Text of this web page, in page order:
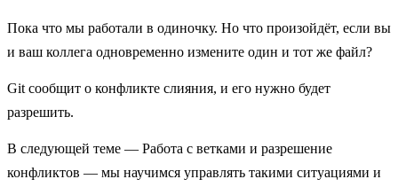
Пока что мы работали в одиночку. Но что произойдёт, если вы
и ваш коллега одновременно измените один и тот же файл?
Git сообщит о конфликте слияния, и его нужно будет
разрешить.
В следующей теме — Работа с ветками и разрешение
конфликтов — мы научимся управлять такими ситуациями и